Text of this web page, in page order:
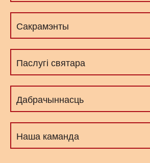
Сакрамэнты
Паслугі cвятара
Дабрачыннасць
Наша каманда